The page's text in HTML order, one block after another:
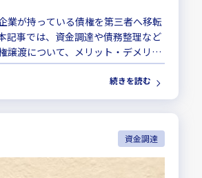
業が持っている債権を第三者へ移転
記事では、資金調達や債務整理など
譲渡について、メリット・デメリッ
備方法を解説します。
続きを読む
資金調達